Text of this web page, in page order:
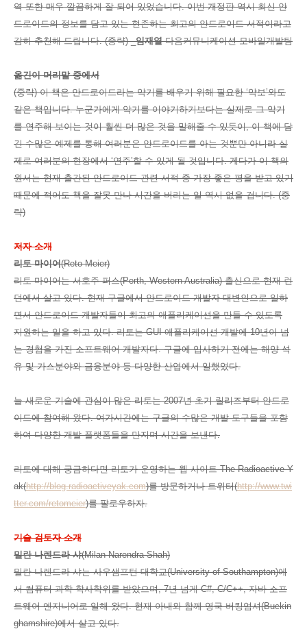
역 또한 매우 깔끔하게 잘 되어 있었습니다. 이번 개정판 역시 최신 안
드로이드의 정보를 담고 있는 현존하는 최고의 안드로이드 서적이라고
감히 추천해 드립니다. (중략) _임재열다음커뮤니케이션 모바일개발팀
옮긴이 머리말 중에서
(중략) 이 책은 안드로이드라는 악기를 배우기 위해 필요한 ‘악보’와도
같은 책입니다. 누군가에게 악기를 이야기하기보다는 실제로 그 악기
를 연주해 보이는 것이 훨씬 더 많은 것을 말해줄 수 있듯이, 이 책에 담
긴 수많은 예제를 통해 여러분은 안드로이드를 아는 것뿐만 아니라 실
제로 여러분의 현장에서 ‘연주’할 수 있게 될 것입니다. 게다가 이 책의
원서는 현재 출간된 안드로이드 관련 서적 중 가장 좋은 평을 받고 있기
때문에 적어도 책을 잘못 만나 시간을 버리는 일 역시 없을 겁니다. (중
략)
저자 소개
리토 마이어(Reto Meier)
리토 마이어는 서호주 퍼스(Perth, Western Australia) 출신으로 현재 런
던에서 살고 있다. 현재 구글에서 안드로이드 개발자 대변인으로 일하
면서 안드로이드 개발자들이 최고의 애플리케이션을 만들 수 있도록
지원하는 일을 하고 있다. 리토는 GUI 애플리케이션 개발에 10년이 넘
는 경험을 가진 소프트웨어 개발자다. 구글에 입사하기 전에는 해양 석
유 및 가스분야와 금융분야 등 다양한 산업에서 일했었다.
늘 새로운 기술에 관심이 많은 리토는 2007년 초기 릴리즈부터 안드로
이드에 참여해 왔다. 여가시간에는 구글의 수많은 개발 도구들을 포함
하여 다양한 개발 플랫폼들을 만지며 시간을 보낸다.
리토에 대해 궁금하다면 리토가 운영하는 웹 사이트 The Radioactive Y
ak(http://blog.radioactiveyak.com)를 방문하거나 트위터(http://www.twi
tter.com/retomeier)를 팔로우하자.
기술 검토자 소개
밀란 나렌드라 샤(Milan Narendra Shah)
밀란 나렌드라 샤는 사우샘프턴 대학교(University of Southampton)에
서 컴퓨터 과학 학사학위를 받았으며, 7년 넘게 C#, C/C++, 자바 소프
트웨어 엔지니어로 일해 왔다. 현재 아내와 함께 영국 버킹엄셔(Buckin
ghamshire)에서 살고 있다.